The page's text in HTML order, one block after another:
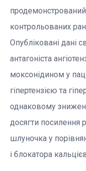
контрольованих
Опубліковані дані
антагоніста
моксонідином у
гіпертензією та
однаковому
досягти посилення
шлуночка у
і блокатора